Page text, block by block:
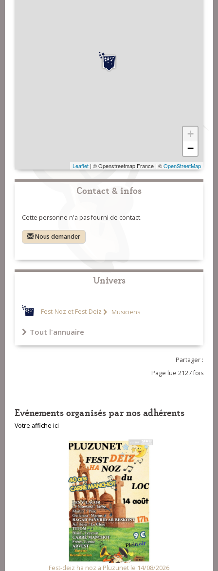
+
−
Leaflet | © Openstreetmap France | ©OpenStreetMap
Contact & infos
Cette personne n'a pas fourni de contact.
Nous demander
Univers
Fest-Noz et Fest-Deiz Musiciens
Tout l'annuaire
Partager :
Page lue 2127 fois
Evénements organisés par nos adhérents
Votre affiche ici
Fest-deiz ha noz a Pluzunet le 14/08/2026